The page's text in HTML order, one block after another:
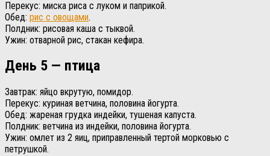
Перекус: миска риса с луком и паприкой.
Обед: рис с овощами.
Полдник: рисовая каша с тыквой.
Ужин: отварной рис, стакан кефира.
День 5 — птица
Завтрак: яйцо вкрутую, помидор.
Перекус: куриная ветчина, половина йогурта.
Обед: жареная грудка индейки, тушеная капуста.
Полдник: ветчина из индейки, половина йогурта.
Ужин: омлет из 2 яиц, приправленный тертой морковью с
петрушкой.